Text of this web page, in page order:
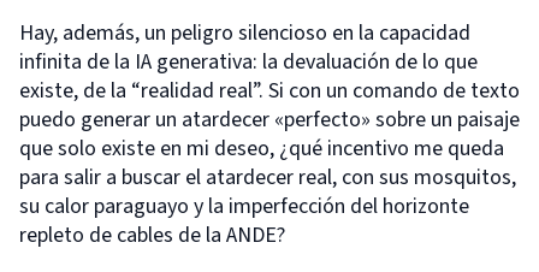
Hay, además, un peligro silencioso en la capacidad
infinita de la IA generativa: la devaluación de lo que
existe, de la “realidad real”. Si con un comando de texto
puedo generar un atardecer «perfecto» sobre un paisaje
que solo existe en mi deseo, ¿qué incentivo me queda
para salir a buscar el atardecer real, con sus mosquitos,
su calor paraguayo y la imperfección del horizonte
repleto de cables de la ANDE?